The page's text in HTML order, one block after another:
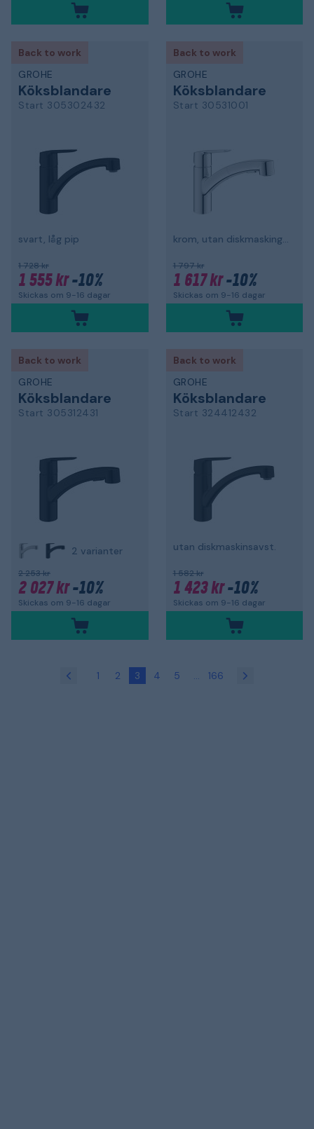
Back to work
GROHE
Köksblandare
Start 305302432
svart, låg pip
1 728 kr
1 555 kr-10%
Skickas om 9-16 dagar
Back to work
GROHE
Köksblandare
Start 30531001
krom, utan diskmaskingsavstängning
1 797 kr
1 617 kr-10%
Skickas om 9-16 dagar
Back to work
GROHE
Köksblandare
Start 305312431
2 varianter
2 253 kr
2 027 kr-10%
Skickas om 9-16 dagar
Back to work
GROHE
Köksblandare
Start 324412432
utan diskmaskinsavst.
1 582 kr
1 423 kr-10%
Skickas om 9-16 dagar
1 2 3 4 5 ... 166